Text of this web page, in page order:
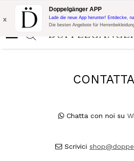
Blitzangebot:
10% Extra-Rabatt auf
DOPPEL300
x
Doppelgänger APP
Lade die neue App herunter! Entdecke,
Die besten Angebote für
Chatta con noi su
Scrivici